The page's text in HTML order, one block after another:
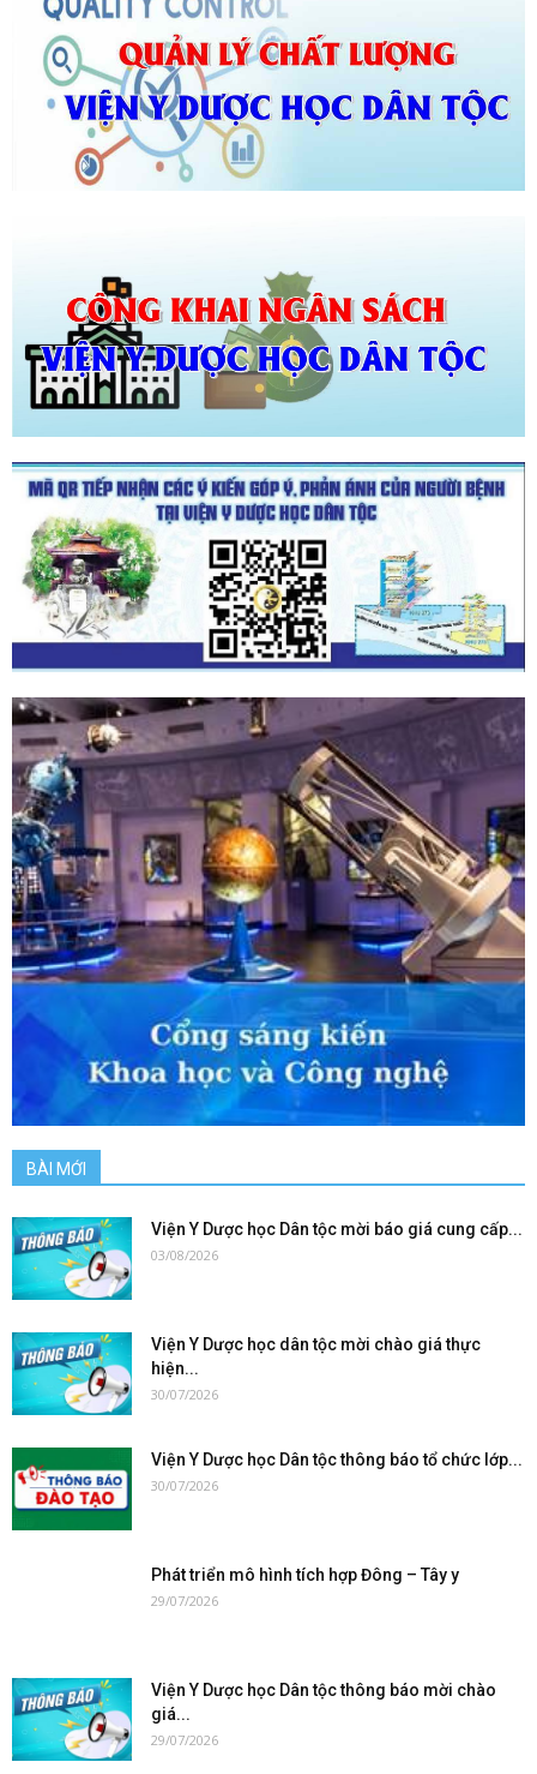
BÀI MỚI
Viện Y Dược học Dân tộc mời báo giá cung cấp...
03/08/2026
Viện Y Dược học dân tộc mời chào giá thực
hiện...
30/07/2026
Viện Y Dược học Dân tộc thông báo tổ chức lớp...
30/07/2026
Phát triển mô hình tích hợp Đông – Tây y
29/07/2026
Viện Y Dược học Dân tộc thông báo mời chào
giá...
29/07/2026